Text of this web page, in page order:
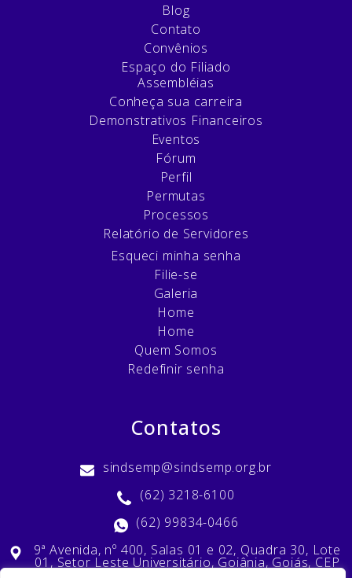
Blog
Contato
Convênios
Espaço do Filiado
Assembléias
Conheça sua carreira
Demonstrativos Financeiros
Eventos
Fórum
Perfil
Permutas
Processos
Relatório de Servidores
Esqueci minha senha
Filie-se
Galeria
Home
Home
Quem Somos
Redefinir senha
Contatos
sindsemp@sindsemp.org.br
(62) 3218-6100
(62) 99834-0466
9ª Avenida, nº 400, Salas 01 e 02, Quadra 30, Lote
01, Setor Leste Universitário, Goiânia, Goiás, CEP